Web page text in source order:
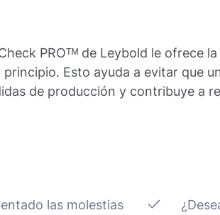
PROᵀᴹ de Leybold le ofrece
principio. Esto ayuda a evitar que
de producción y contribuye a
las molestias